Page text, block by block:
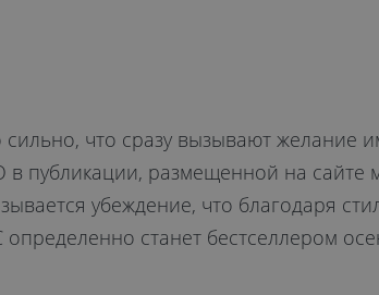
что сразу вызывают желание
публикации, размещенной на сайте
убеждение, что благодаря
станет бестселлером